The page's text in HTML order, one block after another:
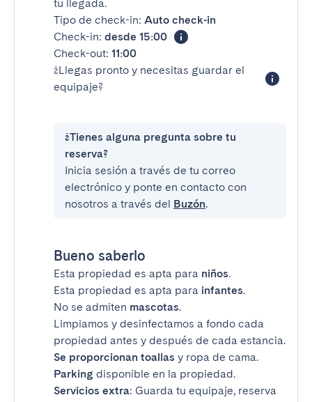
tu llegada.
Tipo de check-in: Auto check-in
Check-in: desde 15:00
Check-out: 11:00
¿Llegas pronto y necesitas guardar el
equipaje?
¿Tienes alguna pregunta sobre tu
reserva?
Inicia sesión a través de tu correo
electrónico y ponte en contacto con
nosotros a través del Buzón.
Bueno saberlo
Esta propiedad es apta para niños.
Esta propiedad es apta para infantes.
No se admiten mascotas.
Limpiamos y desinfectamos a fondo cada
propiedad antes y después de cada estancia.
Se proporcionan toallas y ropa de cama.
Parking disponible en la propiedad.
Servicios extra: Guarda tu equipaje, reserva